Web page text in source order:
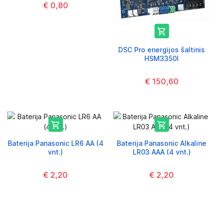
€ 0,80

DSC Pro energijos šaltinis
HSM3350I
€ 150,60

Baterija Panasonic LR6 AA (4
vnt.)
€ 2,20

Baterija Panasonic Alkaline
LR03 AAA (4 vnt.)
€ 2,20